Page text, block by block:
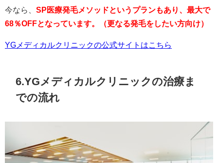
今なら、 SP医療発毛メソッドというプランもあり、最大で
68％OFFとなっています。（更なる発毛をしたい方向け）
YGメディカルクリニックの公式サイトはこちら
6.YGメディカルクリニックの治療ま
での流れ